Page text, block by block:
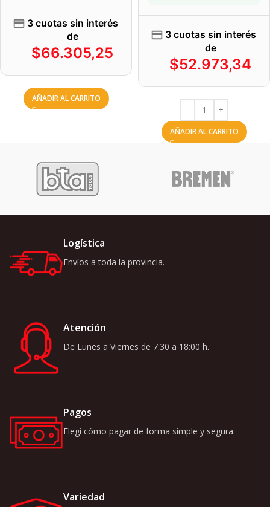
3 cuotas sin interés
de
$66.305,25
AÑADIR AL CARRITO
3 cuotas sin interés
de
$52.973,34
AÑADIR AL CARRITO
Logística
Envíos a toda la provincia.
Atención
De Lunes a Viernes de 7:30 a 18:00 h.
Pagos
Elegí cómo pagar de forma simple y segura.
Variedad